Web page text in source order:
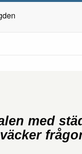
med
väcker